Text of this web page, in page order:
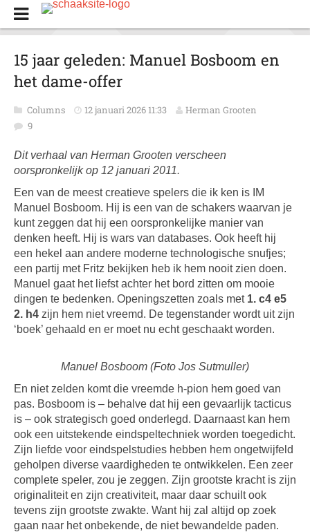
15 jaar geleden: Manuel Bosboom en
het dame-offer
Columns 12 januari 2026 11:33
Herman Grooten
9
Dit verhaal van Herman Grooten verscheen
oorspronkelijk op 12 januari 2011.
Een van de meest creatieve spelers die ik ken is IM
Manuel Bosboom. Hij is een van de schakers waarvan je
kunt zeggen dat hij een oorspronkelijke manier van
denken heeft. Hij is wars van databases. Ook heeft hij
een hekel aan andere moderne technologische snufjes;
een partij met Fritz bekijken heb ik hem nooit zien doen.
Manuel gaat het liefst achter het bord zitten om mooie
dingen te bedenken. Openingszetten zoals met 1. c4 e5
2. h4 zijn hem niet vreemd. De tegenstander wordt uit zijn
‘boek’ gehaald en er moet nu echt geschaakt worden.
Manuel Bosboom (Foto Jos Sutmuller)
En niet zelden komt die vreemde h-pion hem goed van
pas. Bosboom is – behalve dat hij een gevaarlijk tacticus
is – ook strategisch goed onderlegd. Daarnaast kan hem
ook een uitstekende eindspeltechniek worden toegedicht.
Zijn liefde voor eindspelstudies hebben hem ongetwijfeld
geholpen diverse vaardigheden te ontwikkelen. Een zeer
complete speler, zou je zeggen. Zijn grootste kracht is zijn
originaliteit en zijn creativiteit, maar daar schuilt ook
tevens zijn grootste zwakte. Want hij zal altijd op zoek
gaan naar het onbekende, de niet bewandelde paden.